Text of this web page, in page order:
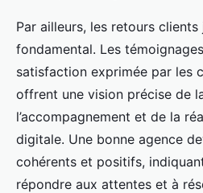
Par ailleurs, les retours
fondamental. Les
satisfaction exprimée par les
offrent une vision précise de
l’accompagnement et de la
digitale. Une bonne agence
cohérents et positifs,
répondre aux attentes et à